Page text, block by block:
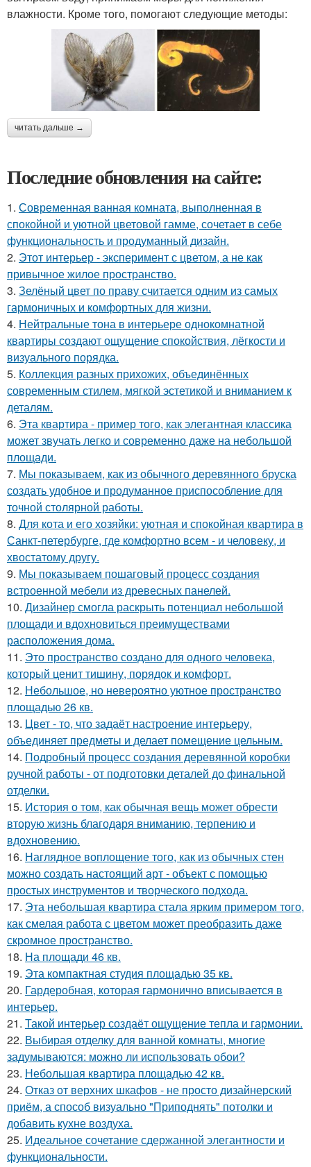
влажности. Кроме того, помогают следующие методы:
читать дальше →
Последние обновления на сайте:
1. Современная ванная комната, выполненная в
спокойной и уютной цветовой гамме, сочетает в себе
функциональность и продуманный дизайн.
2. Этот интерьер - эксперимент с цветом, а не как
привычное жилое пространство.
3. Зелёный цвет по праву считается одним из самых
гармоничных и комфортных для жизни.
4. Нейтральные тона в интерьере однокомнатной
квартиры создают ощущение спокойствия, лёгкости и
визуального порядка.
5. Коллекция разных прихожих, объединённых
современным стилем, мягкой эстетикой и вниманием к
деталям.
6. Эта квартира - пример того, как элегантная классика
может звучать легко и современно даже на небольшой
площади.
7. Мы показываем, как из обычного деревянного бруска
создать удобное и продуманное приспособление для
точной столярной работы.
8. Для кота и его хозяйки: уютная и спокойная квартира в
Санкт-петербурге, где комфортно всем - и человеку, и
хвостатому другу.
9. Мы показываем пошаговый процесс создания
встроенной мебели из древесных панелей.
10. Дизайнер смогла раскрыть потенциал небольшой
площади и вдохновиться преимуществами
расположения дома.
11. Это пространство создано для одного человека,
который ценит тишину, порядок и комфорт.
12. Небольшое, но невероятно уютное пространство
площадью 26 кв.
13. Цвет - то, что задаёт настроение интерьеру,
объединяет предметы и делает помещение цельным.
14. Подробный процесс создания деревянной коробки
ручной работы - от подготовки деталей до финальной
отделки.
15. История о том, как обычная вещь может обрести
вторую жизнь благодаря вниманию, терпению и
вдохновению.
16. Наглядное воплощение того, как из обычных стен
можно создать настоящий арт - объект с помощью
простых инструментов и творческого подхода.
17. Эта небольшая квартира стала ярким примером того,
как смелая работа с цветом может преобразить даже
скромное пространство.
18. На площади 46 кв.
19. Эта компактная студия площадью 35 кв.
20. Гардеробная, которая гармонично вписывается в
интерьер.
21. Такой интерьер создаёт ощущение тепла и гармонии.
22. Выбирая отделку для ванной комнаты, многие
задумываются: можно ли использовать обои?
23. Небольшая квартира площадью 42 кв.
24. Отказ от верхних шкафов - не просто дизайнерский
приём, а способ визуально "Приподнять" потолки и
добавить кухне воздуха.
25. Идеальное сочетание сдержанной элегантности и
функциональности.